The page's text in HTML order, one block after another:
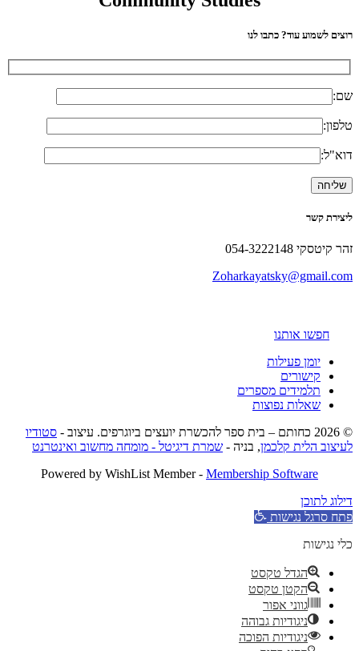
רוצים לשמוע עוד? כתבו לנו
שם:
טלפון:
דוא"ל:
ליצירת קשר
זהר קיטסקי 054-3222148
Zoharkayatsky@gmail.com
חפשו אותנו
יומן פעילות
קישורים
תלמידים מספרים
שאלות נפוצות
© 2026 כחותם – בית ספר להכשרת יועצים ביוגרפים. עיצוב -
סטודיו
לעיצוב הלית קלכמן, בניה - שמרת דיגיטל - מומחה מחשוב ואינטרנט
Powered by WishList Member - Membership Software
דילוג לתוכן
פתח סרגל נגישות
כלי נגישות
הגדל טקסט
הקטן טקסט
גווני אפור
ניגודיות גבוהה
ניגודיות הפוכה